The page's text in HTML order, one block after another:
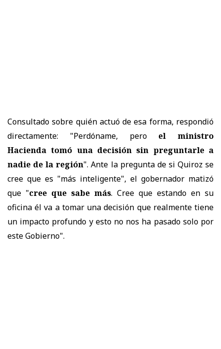
Consultado sobre quién actuó de esa forma, respondió
directamente: "Perdóname, pero el ministro
Hacienda tomó una decisión sin preguntarle a
nadie de la región". Ante la pregunta de si Quiroz se
cree que es "más inteligente", el gobernador matizó
que "cree que sabe más. Cree que estando en su
oficina él va a tomar una decisión que realmente tiene
un impacto profundo y esto no nos ha pasado solo por
este Gobierno".